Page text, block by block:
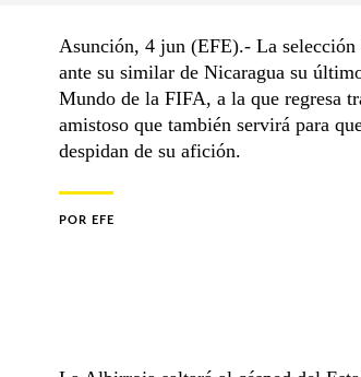
Asunción, 4 jun (EFE).- La selección
ante su similar de Nicaragua su
Mundo de la FIFA, a la que regresa
amistoso que también servirá para
despidan de su afición.
POR EFE